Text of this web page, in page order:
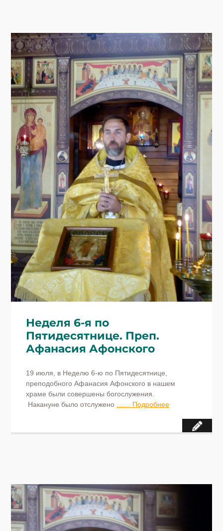
Неделя 6-я по
Пятидесятнице. Преп.
Афанасия Афонского
19 июля, в Неделю 6-ю по Пятидесятнице,
преподобного Афанасия Афонского в нашем
храме были совершены богослужения.
Накануне было отслужено
…… Подробнее